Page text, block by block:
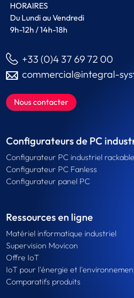
HORAIRES
Du Lundi au Vendredi
9h-12h / 14h-18h
+33 (0)4 37 69 72 00
commercial@integral-
Nous contacter
Configurateurs de PC
Configurateur PC industriel rackable
Configurateur PC Fanless
Configurateur panel PC
Ressources en ligne
Matériel informatique industriel
Supervision Movicon
Offre IoT
IoT pour l'énergie et
Comparatifs produits